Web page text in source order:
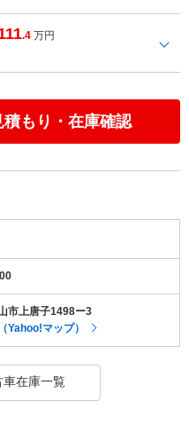
.4 万円
積もり・在庫確認
市上唐子1498ー3
Yahoo!マップ）
車在庫一覧